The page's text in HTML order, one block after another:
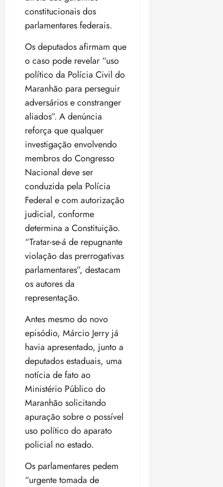
constitucionais dos
parlamentares federais.
Os deputados afirmam que
o caso pode revelar “uso
político da Polícia Civil do
Maranhão para perseguir
adversários e constranger
aliados”. A denúncia
reforça que qualquer
investigação envolvendo
membros do Congresso
Nacional deve ser
conduzida pela Polícia
Federal e com autorização
judicial, conforme
determina a Constituição.
“Tratar-se-á de repugnante
violação das prerrogativas
parlamentares”, destacam
os autores da
representação.
Antes mesmo do novo
episódio, Márcio Jerry já
havia apresentado, junto a
deputados estaduais, uma
notícia de fato ao
Ministério Público do
Maranhão solicitando
apuração sobre o possível
uso político do aparato
policial no estado.
Os parlamentares pedem
“urgente tomada de